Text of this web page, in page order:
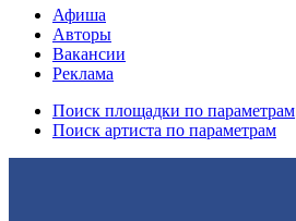
Афиша
Авторы
Вакансии
Реклама
Поиск площадки по параметрам
Поиск артиста по параметрам